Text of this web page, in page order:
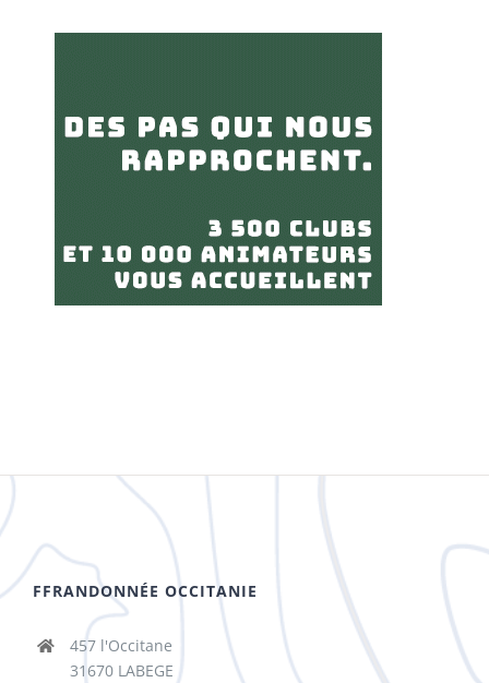
FFRANDONNÉE OCCITANIE
457 l'Occitane
31670 LABEGE